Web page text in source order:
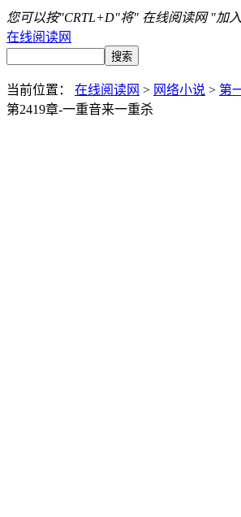
您可以按"CRTL+D"将" 在线阅读网 "加入
在线阅读网
当前位置： 在线阅读网 > 网络小说 > 第
第2419章-一重音来一重杀